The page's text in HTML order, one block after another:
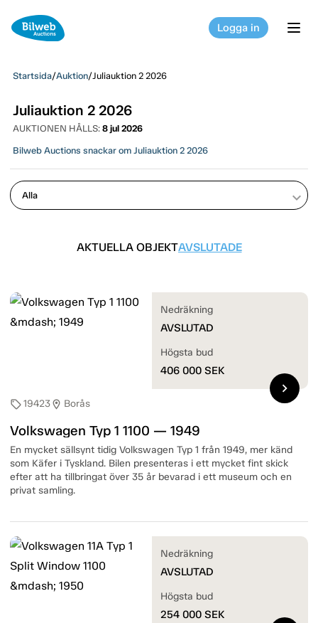
Logga in
Startsida/Auktion/ Juliauktion 2 2026
Juliauktion 2 2026
AUKTIONEN HÅLLS: 8 jul 2026
Bilweb Auctions snackar om Juliauktion 2 2026
keyboard_arrow_down
AKTUELLA OBJEKTAVSLUTADE
sell19423location_on Borås
Volkswagen Typ 1 1100 — 1949
En mycket sällsynt tidig Volkswagen Typ 1 från 1949, mer känd
som Käfer i Tyskland. Bilen presenteras i ett mycket fint skick
efter att ha tillbringat över 35 år bevarad i ett museum och en
privat samling.
Nedräkning
AVSLUTAD
Högsta bud
406 000 SEK
chevron_right
Nedräkning
AVSLUTAD
Högsta bud
254 000 SEK